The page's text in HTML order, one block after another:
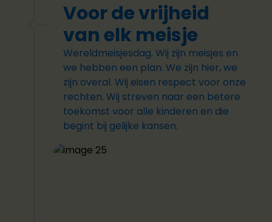
Voor de vrijheid
van elk meisje
Wereldmeisjesdag. Wij zijn meisjes en
we hebben een plan. We zijn hier, we
zijn overal. Wij eisen respect voor onze
rechten. Wij streven naar een betere
toekomst voor alle kinderen en die
begint bij gelijke kansen.